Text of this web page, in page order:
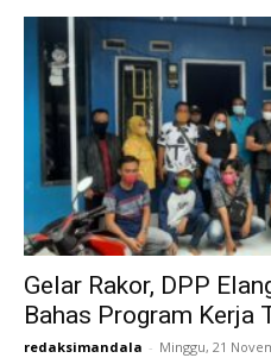
Gelar Rakor, DPP
Bahas Program Kerja
redaksimandala - Minggu, 21